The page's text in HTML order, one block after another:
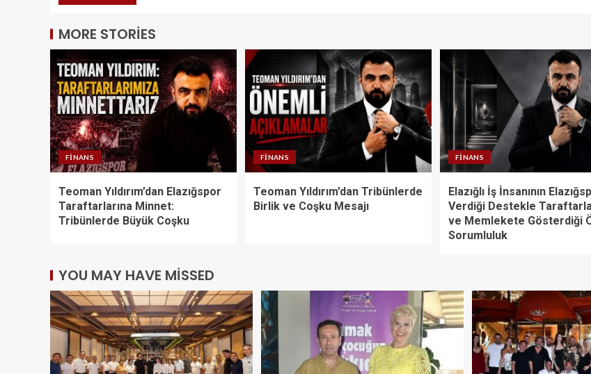
MORE STORIES
FINANS
Teoman Yıldırım’dan Elazığspor
Taraftarlarına Minnet:
Tribünlerde Büyük Coşku
FINANS
Teoman Yıldırım’dan Tribünlerde
Birlik ve Coşku Mesajı
FINANS
Elazığlı İş İnsanının
Verdiği Destekle
ve Memlekete Gösterdiği
Sorumluluk
YOU MAY HAVE MISSED